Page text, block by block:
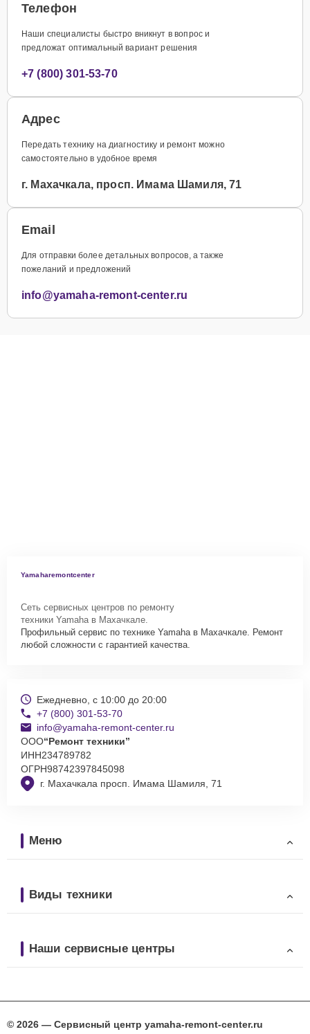
Телефон
Наши специалисты быстро вникнут в вопрос и
предложат оптимальный вариант решения
+7 (800) 301-53-70
Адрес
Передать технику на диагностику и ремонт можно
самостоятельно в удобное время
г. Махачкала, просп. Имама Шамиля, 71
Email
Для отправки более детальных вопросов, а также
пожеланий и предложений
info@yamaha-remont-center.ru
Yamaharemontcenter
Сеть сервисных центров по ремонту
техники Yamaha в Махачкале.
Профильный сервис по технике Yamaha в Махачкале. Ремонт
любой сложности с гарантией качества.
г. Махачкала просп. Имама Шамиля, 71
Ежедневно, с 10:00 до 20:00
+7 (800) 301-53-70
info@yamaha-remont-center.ru
ООО“Ремонт техники”
ИНН234789782
ОГРН98742397845098
Меню
Виды техники
Наши сервисные центры
© 2026 — Сервисный центр yamaha-remont-center.ru